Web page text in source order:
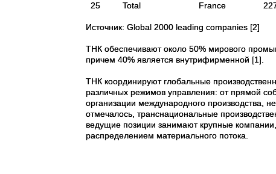
25
Total France
Источник: Global 2000 leading companies [2]
ТНК обеспечивают около 50% мирового
причем 40% является внутрифирменной [1].
ТНК координируют глобальные
различных режимов управления: от прямой
организации международного производства,
отмечалось, транснациональные
ведущие позиции занимают крупные
распределением материального потока.